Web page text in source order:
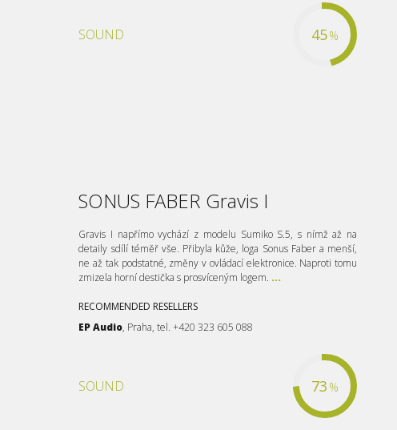
SOUND 45%
SONUS FABER Gravis I
Gravis I napřímo vychází z modelu Sumiko S.5, s nímž až na
detaily sdílí téměř vše. Přibyla kůže, loga Sonus Faber a menší,
ne až tak podstatné, změny v ovládací elektronice. Naproti tomu
zmizela horní destička s prosvíceným logem. ...
RECOMMENDED RESELLERS
EP Audio, Praha, tel. +420 323 605 088
SOUND 73 %